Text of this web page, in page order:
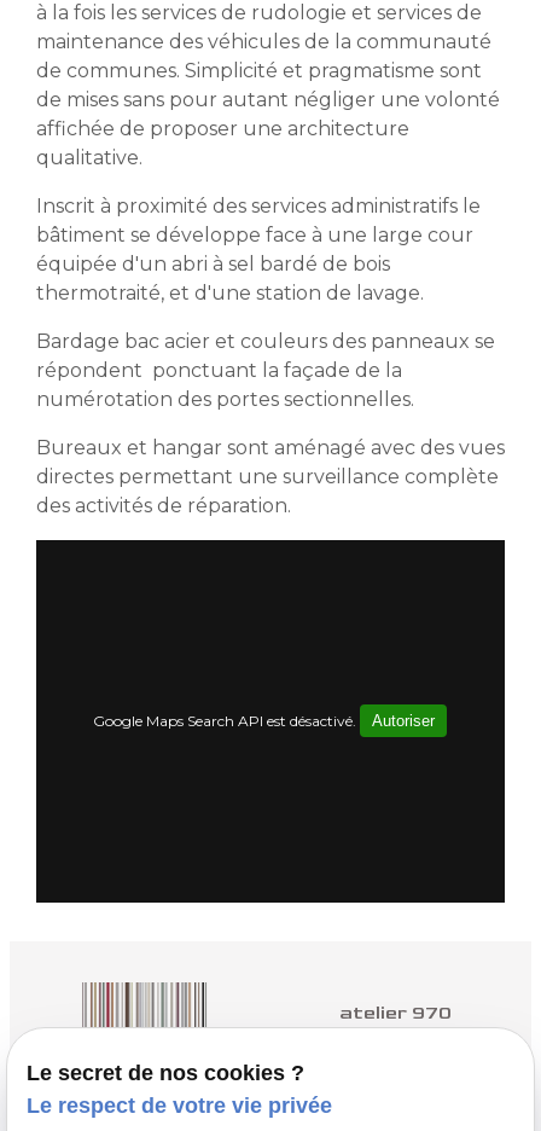
à la fois les services de rudologie et services de
maintenance des véhicules de la communauté
de communes. Simplicité et pragmatisme sont
de mises sans pour autant négliger une volonté
affichée de proposer une architecture
qualitative.
Inscrit à proximité des services administratifs le
bâtiment se développe face à une large cour
équipée d'un abri à sel bardé de bois
thermotraité, et d'une station de lavage.
Bardage bac acier et couleurs des panneaux se
répondent ponctuant la façade de la
numérotation des portes sectionnelles.
Bureaux et hangar sont aménagé avec des vues
directes permettant une surveillance complète
des activités de réparation.
Google Maps Search API est désactivé. Autoriser
atelier 970
nous contacter :
Le secret de nos cookies ?
Le respect de votre vie privée